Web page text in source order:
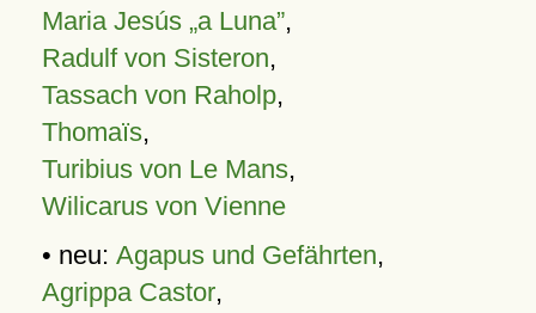
Maria Jesús „a Luna”,
Radulf von Sisteron,
Tassach von Raholp,
Thomaïs,
Turibius von Le Mans,
Wilicarus von Vienne
• neu: Agapus und Gefährten,
Agrippa Castor,